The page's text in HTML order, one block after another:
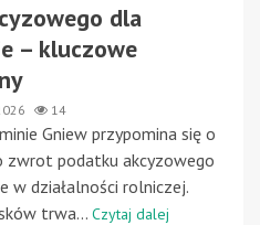
dla
– kluczowe
14
Gniew przypomina się o
zwrot podatku akcyzowego
w działalności rolniczej.
trwa... Czytaj dalej